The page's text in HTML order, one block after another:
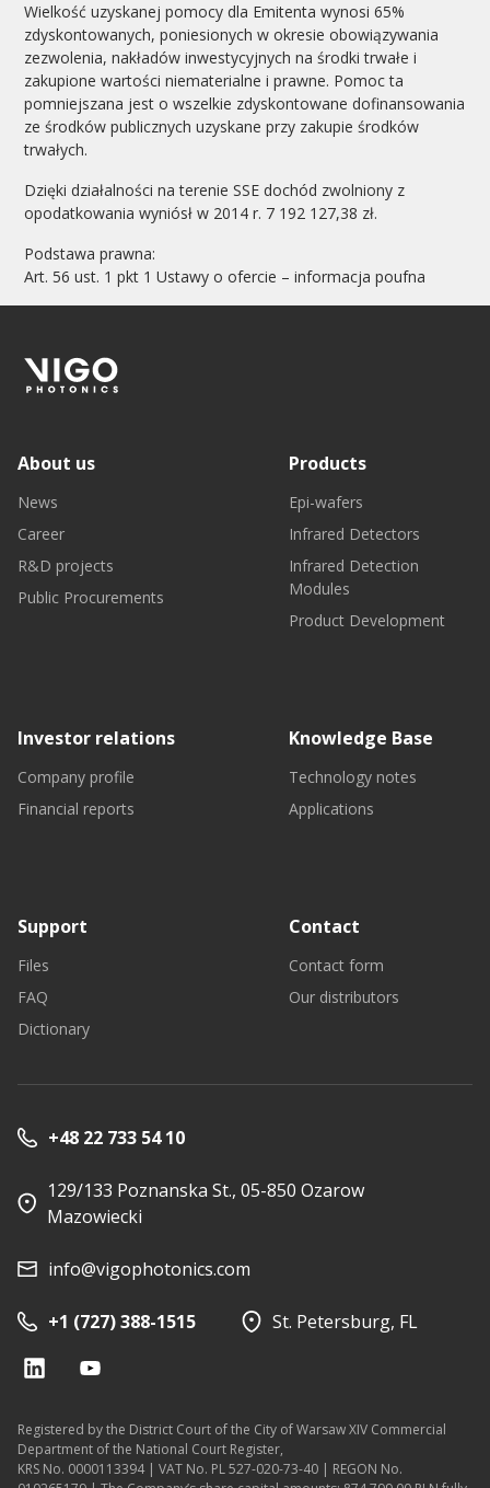
Wielkość uzyskanej pomocy dla Emitenta wynosi 65%
zdyskontowanych, poniesionych w okresie obowiązywania
zezwolenia, nakładów inwestycyjnych na środki trwałe i
zakupione wartości niematerialne i prawne. Pomoc ta
pomniejszana jest o wszelkie zdyskontowane dofinansowania
ze środków publicznych uzyskane przy zakupie środków
trwałych.
Dzięki działalności na terenie SSE dochód zwolniony z
opodatkowania wyniósł w 2014 r. 7 192 127,38 zł.
Podstawa prawna:
Art. 56 ust. 1 pkt 1 Ustawy o ofercie – informacja poufna
About us
News
Career
R&D projects
Public Procurements
Products
Epi-wafers
Infrared Detectors
Infrared Detection
Modules
Product Development
Investor relations
Company profile
Financial reports
Knowledge Base
Technology notes
Applications
Support
Files
FAQ
Dictionary
Contact
Contact form
Our distributors
+48 22 733 54 10
129/133 Poznanska St., 05-850 Ozarow
Mazowiecki
info@vigophotonics.com
+1 (727) 388-1515 St. Petersburg, FL
Registered by the District Court of the City of Warsaw XIV Commercial
Department of the National Court Register,
KRS No. 0000113394 | VAT No. PL 527-020-73-40 | REGON No.